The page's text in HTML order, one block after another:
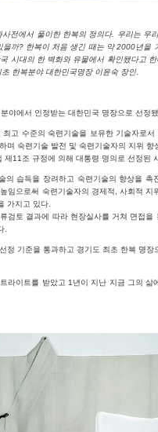
전에서 풀이한 한복의 정의다. 우리는 우
까? 한복이 처음 생긴 때는 약 2000년을
시대의 한 벽화와 유물에서 확인됐다고
한복분야 대한민국명장 이윤숙 장인.
야에서 인정받는 대한민국 명장으로 선정
최고 수준의 숙련기술을 보유한 기술자로
며 숙련기술 발전 및 숙련기술자의 지위 향
제11조 규정에 의해 대통령 명의로 선정된
의 습득을 장려하고 숙련기술의 향상을 촉
임으로써 숙련기술자의 경제적, 사회적 지
가지고 있다.
검토 결과에 따라 현장실사를 거쳐 면접을
.
정 기준을 통과하고 경기도 최초 한복 명장
라이트를 받았고 1년이 지난 지금 그의 삶